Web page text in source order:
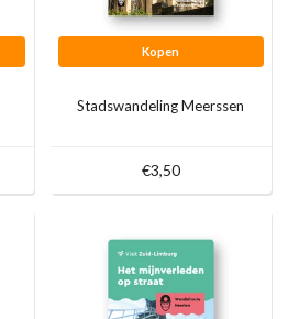
Kopen
Stadswandeling Meerssen
€3,50